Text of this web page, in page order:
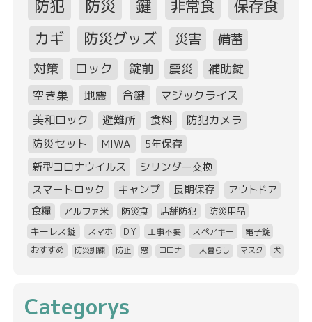
防犯 防災 鍵 非常食
保存食
カギ
防災グッズ 災害
備蓄
対策
ロック 錠前 震災
補助錠
空き巣
地震 合鍵
マジックライス
美和ロック
避難所 食料
防犯カメラ
防災セット
MIWA
5年保存
新型コロナウイルス
シリンダー交換
スマートロック
キャンプ 長期保存
アウトドア
食糧
アルファ米 防災食 店舗防犯 防災用品
キーレス錠 スマホ DIY 工事不要 スペアキー
電子錠
おすすめ
防災訓練 防止 窓 コロナ 一人暮らし マスク 犬
Categorys